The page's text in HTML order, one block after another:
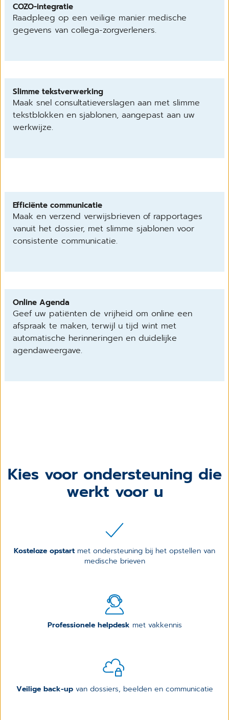
COZO-integratie
Raadpleeg op een veilige manier medische
gegevens van collega-zorgverleners.
Slimme tekstverwerking
Maak snel consultatieverslagen aan met slimme
tekstblokken en sjablonen, aangepast aan uw
werkwijze.
Efficiënte communicatie
Maak en verzend verwijsbrieven of rapportages
vanuit het dossier, met slimme sjablonen voor
consistente communicatie.
Online Agenda
Geef uw patiënten de vrijheid om online een
afspraak te maken, terwijl u tijd wint met
automatische herinneringen en duidelijke
agendaweergave.
Kies voor ondersteuning die
werkt voor u
Kosteloze opstart met ondersteuning bij het opstellen van
medische brieven
Professionele helpdesk met vakkennis
Veilige back-upvan dossiers, beelden en communicatie